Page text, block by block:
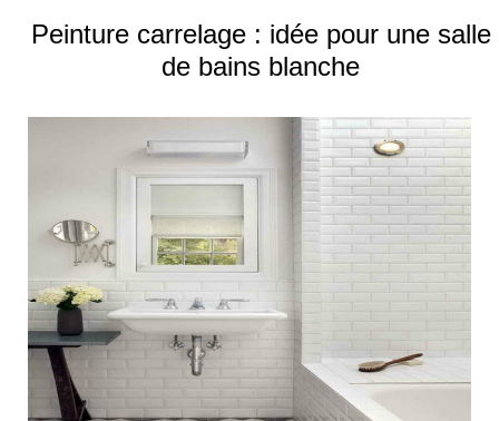
Peinture carrelage : idée pour une salle
de bains blanche